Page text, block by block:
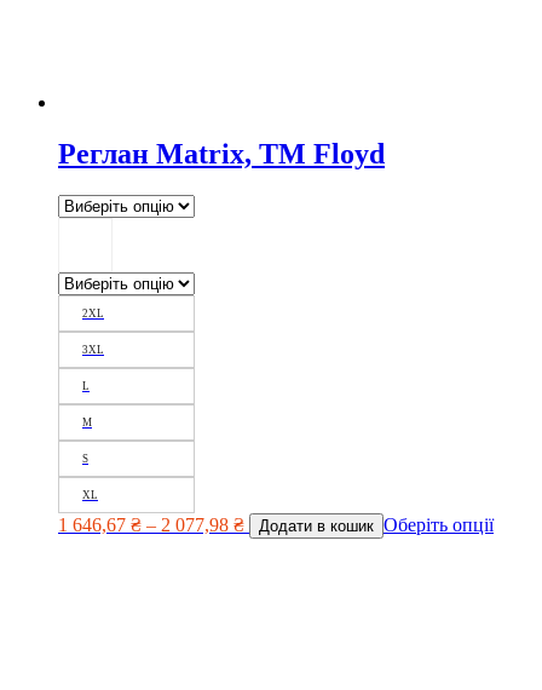
Реглан Matrix, TM Floyd
2XL
3XL
L
M
S
XL
1 646,67 ₴ – 2 077,98 ₴ Додати в кошик Оберіть опції